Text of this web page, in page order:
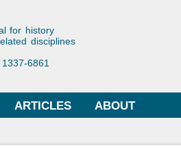
Historiae
for history
disciplines
6861
ARTICLES ABOUT